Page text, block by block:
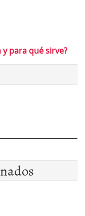
para qué sirve?